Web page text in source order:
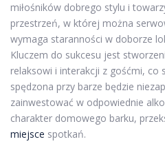
miłośników dobrego stylu i
przestrzeń, w której można
wymaga staranności w doborze
Kluczem do sukcesu jest
relaksowi i interakcji z gośćmi, co
spędzona przy barze będzie
zainwestować w odpowiednie
charakter domowego barku,
miejsce spotkań.